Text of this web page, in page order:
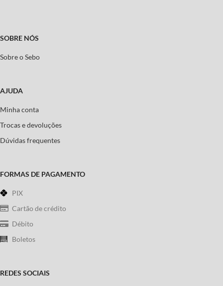
SOBRE NÓS
Sobre o Sebo
AJUDA
Minha conta
Trocas e devoluções
Dúvidas frequentes
FORMAS DE PAGAMENTO
PIX
Cartão de crédito
Débito
Boletos
REDES SOCIAIS